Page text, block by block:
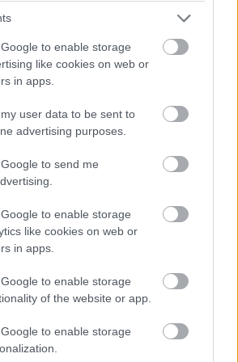
to enable storage
like cookies on web or
in apps.
user data to be sent to
advertising purposes.
to send me
to enable storage
like cookies on web or
in apps.
to enable storage
of the website or app.
to enable storage
vagy ilyesmi.
majd a célba a P2 5-6. helyéért
elismerést megérdemelnek.
le lehetne, az Frijns 10 másodperces
az utolsó kerékcserénél valamennyit
Guidi és Garcia között 50 másodperc
éppen-éppen lenullázhatja még, de
se lehet itt ledolgozni, ahogy a 100-at